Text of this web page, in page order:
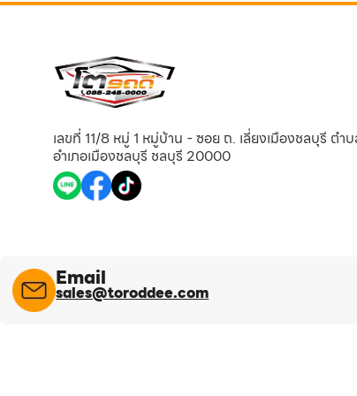
เลขที่ 11/8 หมู่ 1 หมู่บ้าน - ซอย ถ. เลี่ยงเมืองชลบุรี ตำ
อำเภอเมืองชลบุรี ชลบุรี 20000
Email
sales@toroddee.com